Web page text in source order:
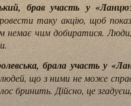
брав участь у
таку акцію, щоб
немає чим добиратися.
брала участь у
що з ними не може
бринить. Дійсно, це